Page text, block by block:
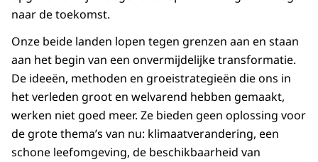
naar de toekomst.
Onze beide landen lopen tegen grenzen aan en staan
aan het begin van een onvermijdelijke transformatie.
De ideeën, methoden en groeistrategieën die ons in
het verleden groot en welvarend hebben gemaakt,
werken niet goed meer. Ze bieden geen oplossing voor
de grote thema’s van nu: klimaatverandering, een
schone leefomgeving, de beschikbaarheid van